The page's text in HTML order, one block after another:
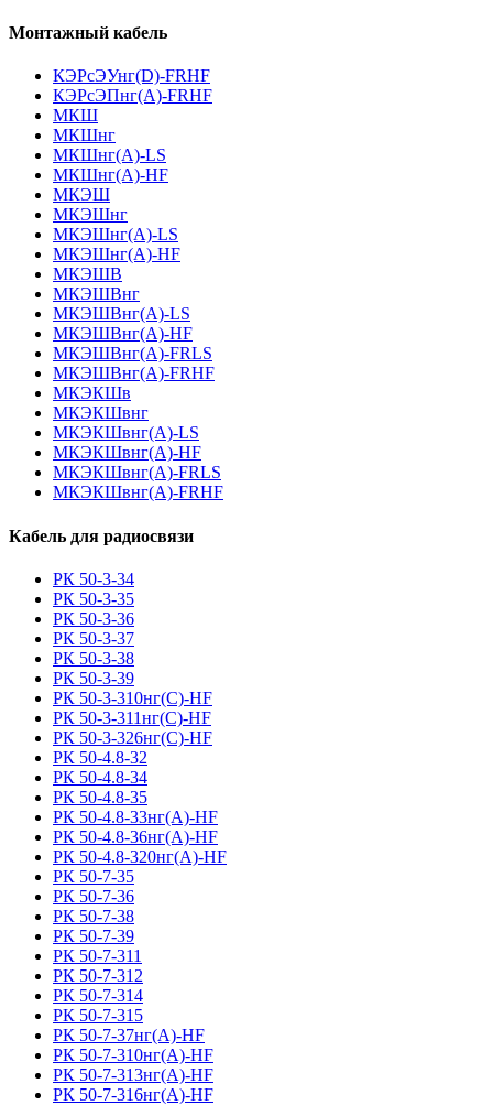
Монтажный кабель
КЭРсЭУнг(D)-FRHF
КЭРсЭПнг(А)-FRHF
МКШ
МКШнг
МКШнг(А)-LS
МКШнг(А)-HF
МКЭШ
МКЭШнг
МКЭШнг(А)-LS
МКЭШнг(А)-HF
МКЭШВ
МКЭШВнг
МКЭШВнг(А)-LS
МКЭШВнг(А)-HF
МКЭШВнг(А)-FRLS
МКЭШВнг(А)-FRHF
МКЭКШв
МКЭКШвнг
МКЭКШвнг(А)-LS
МКЭКШвнг(A)-HF
МКЭКШвнг(А)-FRLS
МКЭКШвнг(A)-FRHF
Кабель для радиосвязи
РК 50-3-34
РК 50-3-35
РК 50-3-36
РК 50-3-37
РК 50-3-38
РК 50-3-39
РК 50-3-310нг(С)-HF
РК 50-3-311нг(С)-HF
РК 50-3-326нг(С)-HF
РК 50-4.8-32
РК 50-4.8-34
РК 50-4.8-35
РК 50-4.8-33нг(A)-HF
РК 50-4.8-36нг(A)-HF
РК 50-4.8-320нг(A)-HF
РК 50-7-35
РК 50-7-36
РК 50-7-38
РК 50-7-39
РК 50-7-311
РК 50-7-312
РК 50-7-314
РК 50-7-315
РК 50-7-37нг(A)-HF
РК 50-7-310нг(A)-HF
РК 50-7-313нг(A)-HF
РК 50-7-316нг(A)-HF